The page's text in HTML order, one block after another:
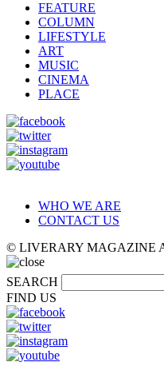
FEATURE
COLUMN
LIFESTYLE
ART
MUSIC
CINEMA
PLACE
WHO WE ARE
CONTACT US
© LIVERARY MAGAZINE
SEARCH
FIND US